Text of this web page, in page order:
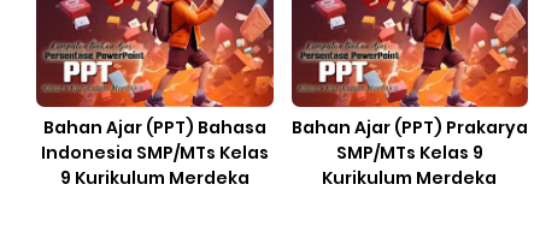
Bahan Ajar (PPT) Bahasa
Indonesia SMP/MTs Kelas
9 Kurikulum Merdeka
Bahan Ajar (PPT) Prakarya
SMP/MTs Kelas 9
Kurikulum Merdeka